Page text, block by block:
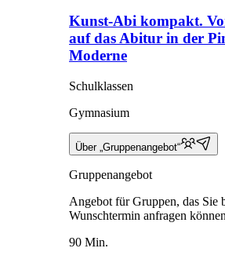
Kunst-Abi kompakt.
auf das Abitur in der
Moderne
Schulklassen
Gymnasium
Über „Gruppenangebot“
Gruppenangebot
Angebot für Gruppen, das Sie
Wunschtermin anfragen
90 Min.